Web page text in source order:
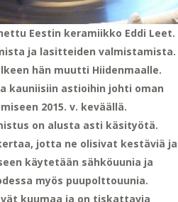
Eestin keramiikko Eddi Leet.
ja lasitteiden valmistamista.
hän muutti Hiidenmaalle.
kauniisiin astioihin johti oman
2015. v. keväällä.
on alusta asti käsityötä.
jotta ne olisivat kestäviä ja
käytetään sähköuunia ja
myös puupolttouunia.
kuumaa ja on tiskattavia